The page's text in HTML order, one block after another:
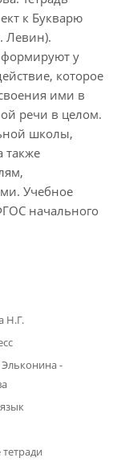
к Букварю
Левин).
у
которое
ими в
речи в целом.
школы,
также
Учебное
начального
Н.Г.
-